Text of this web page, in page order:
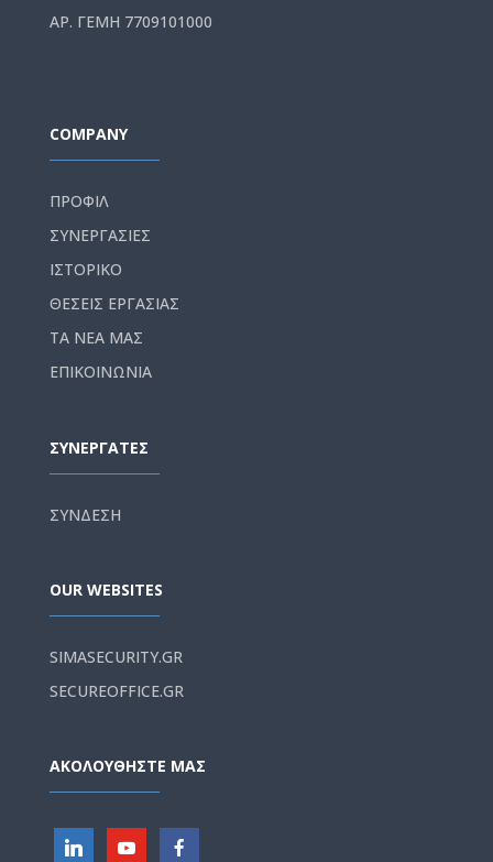
ΑΡ. ΓΕΜΗ 7709101000
COMPANY
ΠΡΟΦΙΛ
ΣΥΝΕΡΓΑΣΙΕΣ
ΙΣΤΟΡΙΚΟ
ΘΕΣΕΙΣ ΕΡΓΑΣΙΑΣ
ΤΑ ΝΕΑ ΜΑΣ
ΕΠΙΚΟΙΝΩΝΙΑ
ΣΥΝΕΡΓΑΤΕΣ
ΣΥΝΔΕΣΗ
OUR WEBSITES
SIMASECURITY.GR
SECUREOFFICE.GR
ΑΚΟΛΟΥΘΗΣΤΕ ΜΑΣ